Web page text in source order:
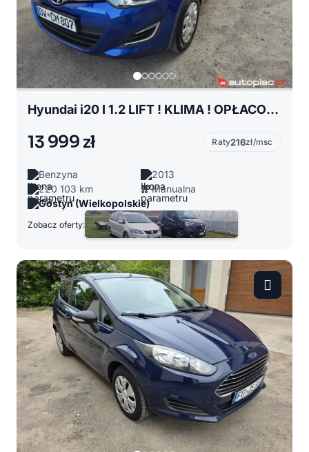
Hyundai i20 I 1.2 LIFT ! KLIMA ! OPŁACONY Z NIEMIEC !!!
13 999 zł Raty216zł/msc
Benzyna
2013
220 103 km
Manualna
Gostyń (Wielkopolskie)
Zobacz oferty: